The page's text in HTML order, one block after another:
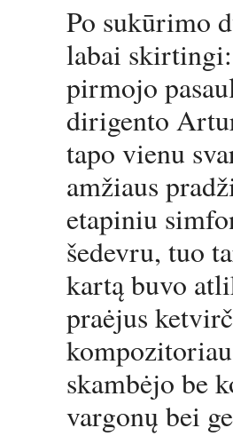
Po sukūrimo
labai
pirmojo
dirigento
tapo vienu
amžiaus
etapiniu
šedevru, tuo
kartą buvo
praėjus
skambėjo be
vargonų bei